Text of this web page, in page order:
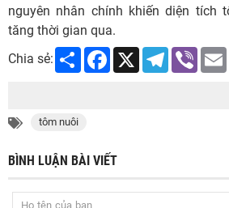
nguyên nhân chính khiến diện tích
tăng thời gian qua.
Chia sẻ:
Share Facebook
X Telegram
Viber
tôm nuôi
BÌNH LUẬN BÀI VIẾT